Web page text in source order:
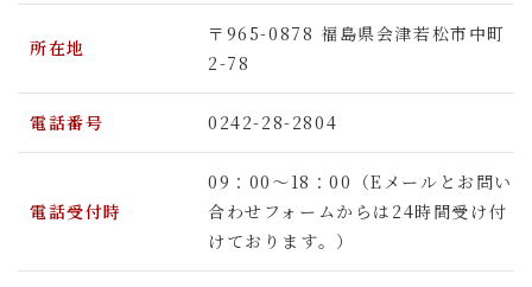
所在地
〒965-0878 福島県会津若松市中町
2-78
電話番号 0242-28-2804
電話受付時
09：00～18：00（Eメールとお問い
合わせフォームからは24時間受け付
けております。）